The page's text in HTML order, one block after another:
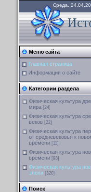
Среда,
Меню сайта
Главная страница
Информация о сайте
Категории раздела
Физическая культура
мира [24]
Физическая культура
веков [22]
Физическая культура
от средневековья к
времени [11]
Физическая культура
времени [93]
Физическая культура
эпохи [320]
Поиск